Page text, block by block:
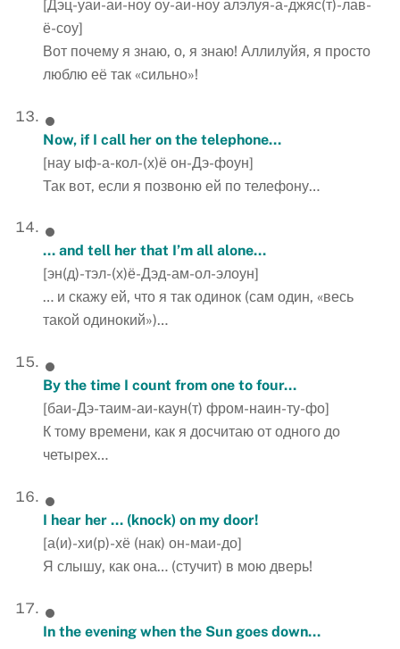
[Дэц-уаи-аи-ноу оу-аи-ноу алэлуя-а-джяс(т)-лав-
ё-соу]
Вот почему я знаю, о, я знаю! Аллилуйя, я просто
люблю её так «сильно»!
Now, if I call her on the telephone…
[нау ыф-а-кол-(х)ё он-Дэ-фоун]
Так вот, если я позвоню ей по телефону…
… and tell her that I’m all alone…
[эн(д)-тэл-(х)ё-Дэд-ам-ол-элоун]
… и скажу ей, что я так одинок (сам один, «весь
такой одинокий»)…
By the time I count from one to four…
[баи-Дэ-таим-аи-каун(т) фром-наин-ту-фо]
К тому времени, как я досчитаю от одного до
четырех…
I hear her … (knock) on my door!
[а(и)-хи(р)-хё (нак) он-маи-до]
Я слышу, как она… (стучит) в мою дверь!
In the evening when the Sun goes down…